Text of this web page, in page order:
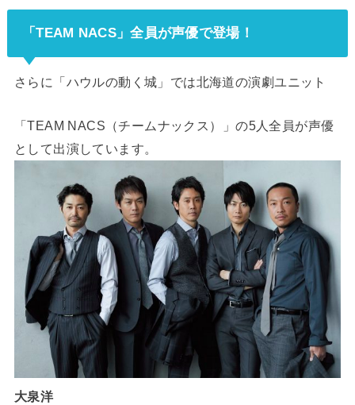
「TEAM NACS」全員が声優で登場！
さらに「ハウルの動く城」では北海道の演劇ユニット
「TEAM NACS（チームナックス）」の5人全員が声優
として出演しています。
大泉洋